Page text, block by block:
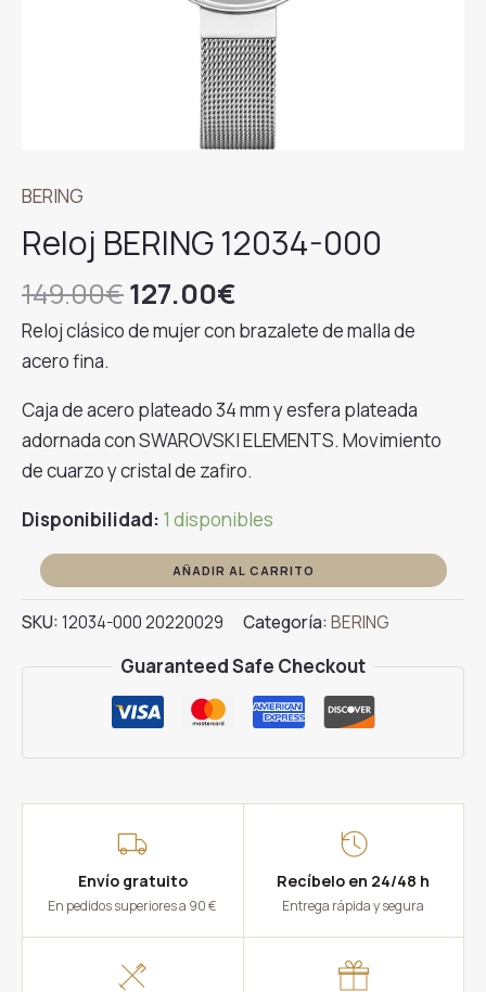
BERING
Reloj BERING 12034-000
149.00€El
precio
original
149.00€.
127.00€
precio
127.00€.
Reloj clásico de mujer con brazalete de malla de
acero fina.
Caja de acero plateado 34 mm y esfera plateada
adornada con SWAROVSKI ELEMENTS. Movimiento
de cuarzo y cristal de zafiro.
Disponibilidad: 1 disponibles
Reloj
BERING
12034-
AÑADIR AL CARRITO
SKU:12034-000 20220029 Categoría:BERING
Guaranteed Safe Checkout
Envío gratuito
En pedidos superiores a 90 €
Recíbelo en 24/48 h
Entrega rápida y segura